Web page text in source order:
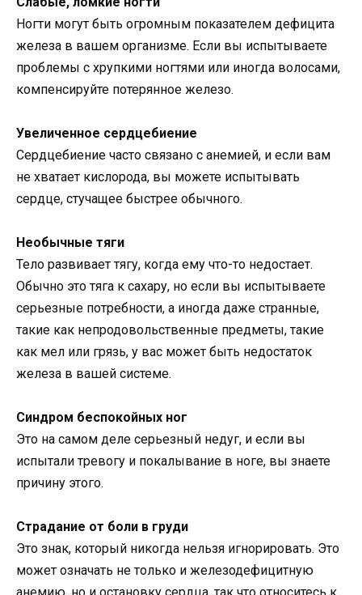
Ногти могут быть огромным показателем дефицита
железа в вашем организме. Если вы испытываете
проблемы с хрупкими ногтями или иногда волосами,
компенсируйте потерянное железо.
Увеличенное сердцебиение
Сердцебиение часто связано с анемией, и если вам
не хватает кислорода, вы можете испытывать
сердце, стучащее быстрее обычного.
Необычные тяги
Тело развивает тягу, когда ему что-то недостает.
Обычно это тяга к сахару, но если вы испытываете
серьезные потребности, а иногда даже странные,
такие как непродовольственные предметы, такие
как мел или грязь, у вас может быть недостаток
железа в вашей системе.
Синдром беспокойных ног
Это на самом деле серьезный недуг, и если вы
испытали тревогу и покалывание в ноге, вы знаете
причину этого.
Страдание от боли в груди
Это знак, который никогда нельзя игнорировать. Это
может означать не только и железодефицитную